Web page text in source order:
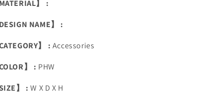
MATERIAL】 :
DESIGN NAME】 :
CATEGORY】 : Accessories
COLOR】 : PHW
SIZE】 :W X D X H